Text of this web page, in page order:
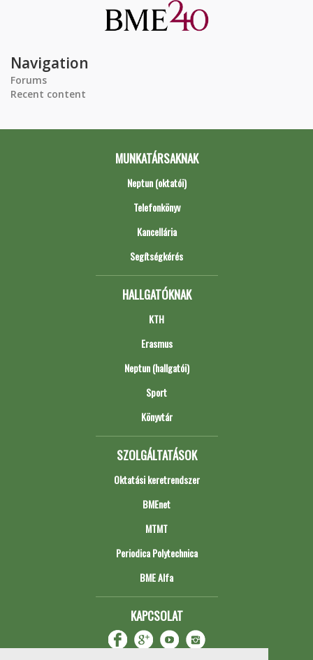
Navigation
Forums
Recent content
MUNKATÁRSAKNAK
Neptun (oktatói)
Telefonkönyv
Kancellária
Segítségkérés
HALLGATÓKNAK
KTH
Erasmus
Neptun (hallgatói)
Sport
Könyvtár
SZOLGÁLTATÁSOK
Oktatási keretrendszer
BMEnet
MTMT
Periodica Polytechnica
BME Alfa
KAPCSOLAT